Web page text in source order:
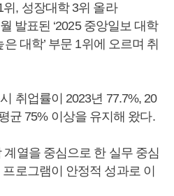
, 성장대학 3위 올라
발표된 ‘2025 중앙일보 대학
은 대학’ 부문 1위에 오르며 취
취업률이 2023년 77.7%, 20
균 75% 이상을 유지해 왔다.
계열을 중심으로 한 실무 중심
로그램이 안정적 성과로 이